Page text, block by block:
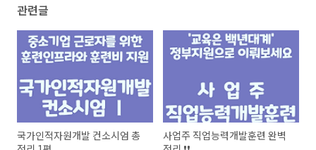
관련글
국가인적자원개발 컨소시엄 총
사업주 직업능력개발훈련 완벽